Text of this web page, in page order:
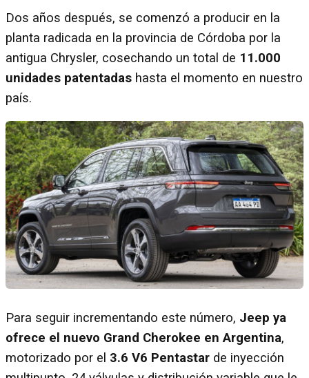
Dos años después, se comenzó a producir en la
planta radicada en la provincia de Córdoba por la
antigua Chrysler, cosechando un total de 11.000
unidades patentadas hasta el momento en nuestro
país.
Para seguir incrementando este número, Jeep ya
ofrece el nuevo Grand Cherokee en Argentina,
motorizado por el 3.6 V6 Pentastar de inyección